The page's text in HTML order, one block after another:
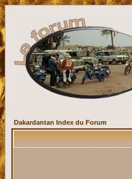
Dakardantan Index du Forum